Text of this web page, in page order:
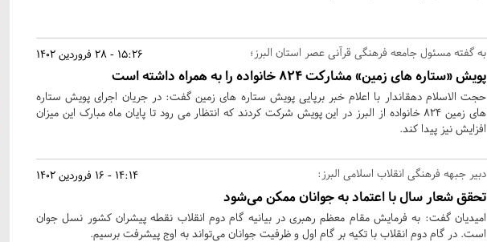
15:26 - 28 فروردین 1402 به گفته مسئول جامعه فرهنگی قرآنی عصر استان البرز؛
پویش «ستاره های زمین» مشارکت ۸۲۴ خانواده را به همراه داشته است
حجت الاسلام دهقاندار با اعلام خبر برپایی پویش ستاره های زمین گفت: در جریان اجرای پویش ستاره
های زمین ۸۲۴ خانواده از البرز در این پویش شرکت کردند که انتظار می رود تا پایان ماه مبارک این میزان
افزایش نیز پیدا کند.
14:14 - 16 فروردین 1402 دبیر جبهه فرهنگی انقلاب اسلامی البرز:
تحقق شعار سال با اعتماد به جوانان ممکن می‌شود
امیدیان گفت: به فرمایش مقام معظم رهبری در بیانیه گام دوم انقلاب نقطه پیشران کشور نسل جوان
است. در گام دوم انقلاب با تکیه بر گام اول و ظرفیت جوانان می‌تواند به اوج پیشرفت برسیم.